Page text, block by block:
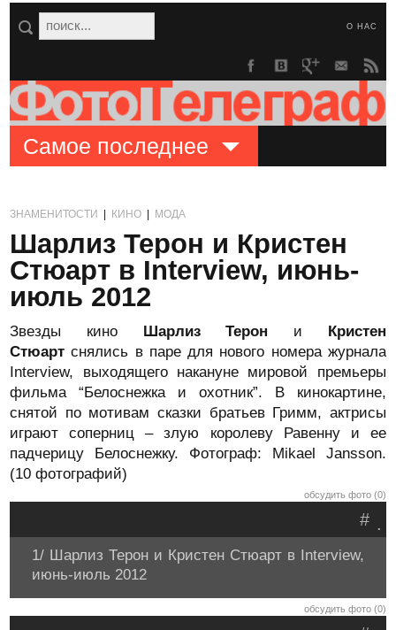
О НАС
Самое последнее
ЗНАМЕНИТОСТИ КИНО МОДА
Шарлиз Терон и Кристен
Стюарт в Interview, июнь-
июль 2012
Звезды кино Шарлиз Терон и Кристен
Стюартснялись в паре для нового номера журнала
Interview, выходящего накануне мировой премьеры
фильма “Белоснежка и охотник”. В кинокартине,
снятой по мотивам сказки братьев Гримм, актрисы
играют соперниц – злую королеву Равенну и ее
падчерицу Белоснежку. Фотограф: Mikael Jansson.
(10 фотографий)
обсудить фото (0)
.
#
1/ Шарлиз Терон и Кристен Стюарт в Interview,
июнь-июль 2012
обсудить фото (0)